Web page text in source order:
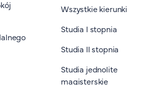
Wszystkie kierunki
Studia I stopnia
Studia II stopnia
Studia jednolite
magisterskie